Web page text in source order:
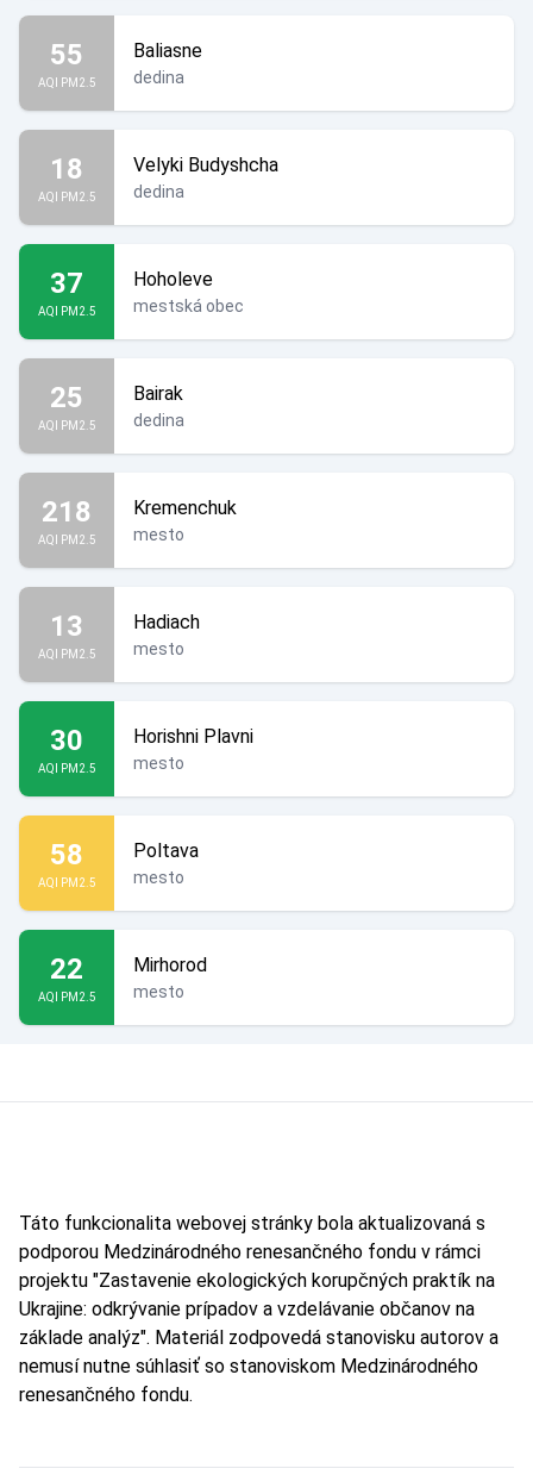
55
AQI PM2.5
Baliasne
dedina
18
AQI PM2.5
Velyki Budyshcha
dedina
37
AQI PM2.5
Hoholeve
mestská obec
25
AQI PM2.5
Bairak
dedina
218
AQI PM2.5
Kremenchuk
mesto
13
AQI PM2.5
Hadiach
mesto
30
AQI PM2.5
Horishni Plavni
mesto
58
AQI PM2.5
Poltava
mesto
22
AQI PM2.5
Mirhorod
mesto
Táto funkcionalita webovej stránky bola aktualizovaná s
podporou Medzinárodného renesančného fondu v rámci
projektu "Zastavenie ekologických korupčných praktík na
Ukrajine: odkrývanie prípadov a vzdelávanie občanov na
základe analýz". Materiál zodpovedá stanovisku autorov a
nemusí nutne súhlasiť so stanoviskom Medzinárodného
renesančného fondu.